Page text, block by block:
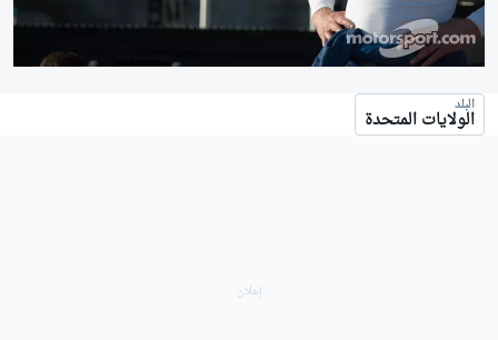
البلد
الولايات المتحدة